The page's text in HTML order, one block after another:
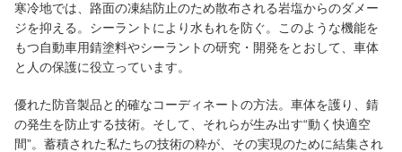
寒冷地では、路面の凍結防止のため散布される岩塩からのダメー
ジを抑える。シーラントにより水もれを防ぐ。このような機能を
もつ自動車用錆塗料やシーラントの研究・開発をとおして、車体
と人の保護に役立っています。
優れた防音製品と的確なコーディネートの方法。車体を護り、錆
の発生を防止する技術。そして、それらが生み出す“動く快適空
間”。蓄積された私たちの技術の粋が、その実現のために結集され